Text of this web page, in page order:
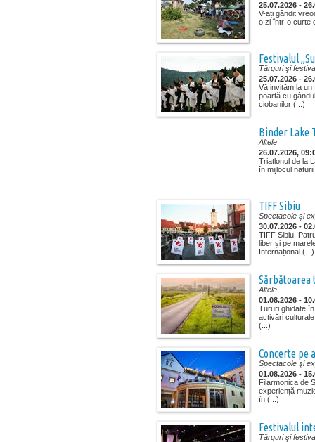
25.07.2026 -
V-ați gândit
o zi într-o curte
Festivalul
Târguri şi
25.07.2026 -
Vă invităm la
poartă cu
ciobanilor (...)
Binder Lake
Altele
26.07.2026,
Triatlonul de la
în mijlocul
TIFF Sibiu
Spectacole şi
30.07.2026 -
TIFF Sibiu.
liber și pe
Internațional (...)
Sărbătoarea
Altele
01.08.2026 -
Tururi ghidate
activări
(...)
Concerte pe
Spectacole şi
01.08.2026 -
Filarmonica de
experiență
în (...)
Festivalul
Târguri şi